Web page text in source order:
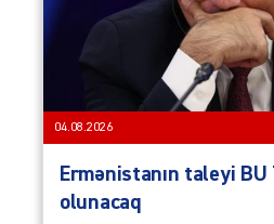
04.08.2026
Ermənistanın taleyi
olunacaq